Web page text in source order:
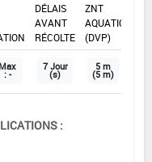
DÉLAIS
AVANT
RÉCOLTE
ZNT
AQUATIQUE
(DVP)
Max
: -
7 Jour
(s)
5 m
(5 m)
: